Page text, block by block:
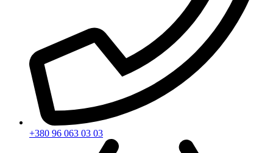
+380 96 063 03 03